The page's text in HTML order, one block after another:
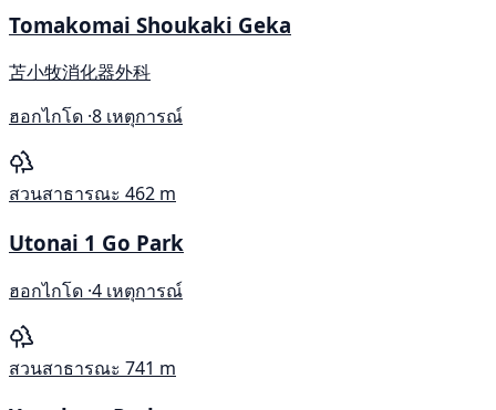
Tomakomai Shoukaki Geka
苫小牧消化器外科
ฮอกไกโด ·8 เหตุการณ์
สวนสาธารณะ 462 m
Utonai 1 Go Park
ฮอกไกโด ·4 เหตุการณ์
สวนสาธารณะ 741 m